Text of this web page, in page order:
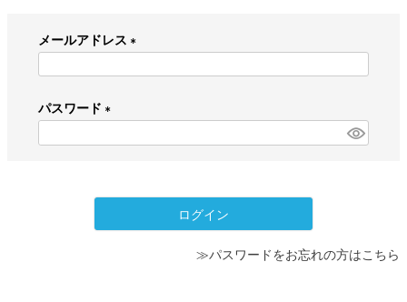
メールアドレス
パスワード
ログイン
≫パスワードをお忘れの方はこちら